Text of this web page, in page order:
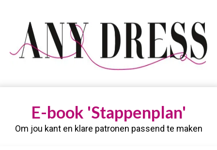
E-book 'Stappenplan'
Om jou kant en klare patronen passend te maken